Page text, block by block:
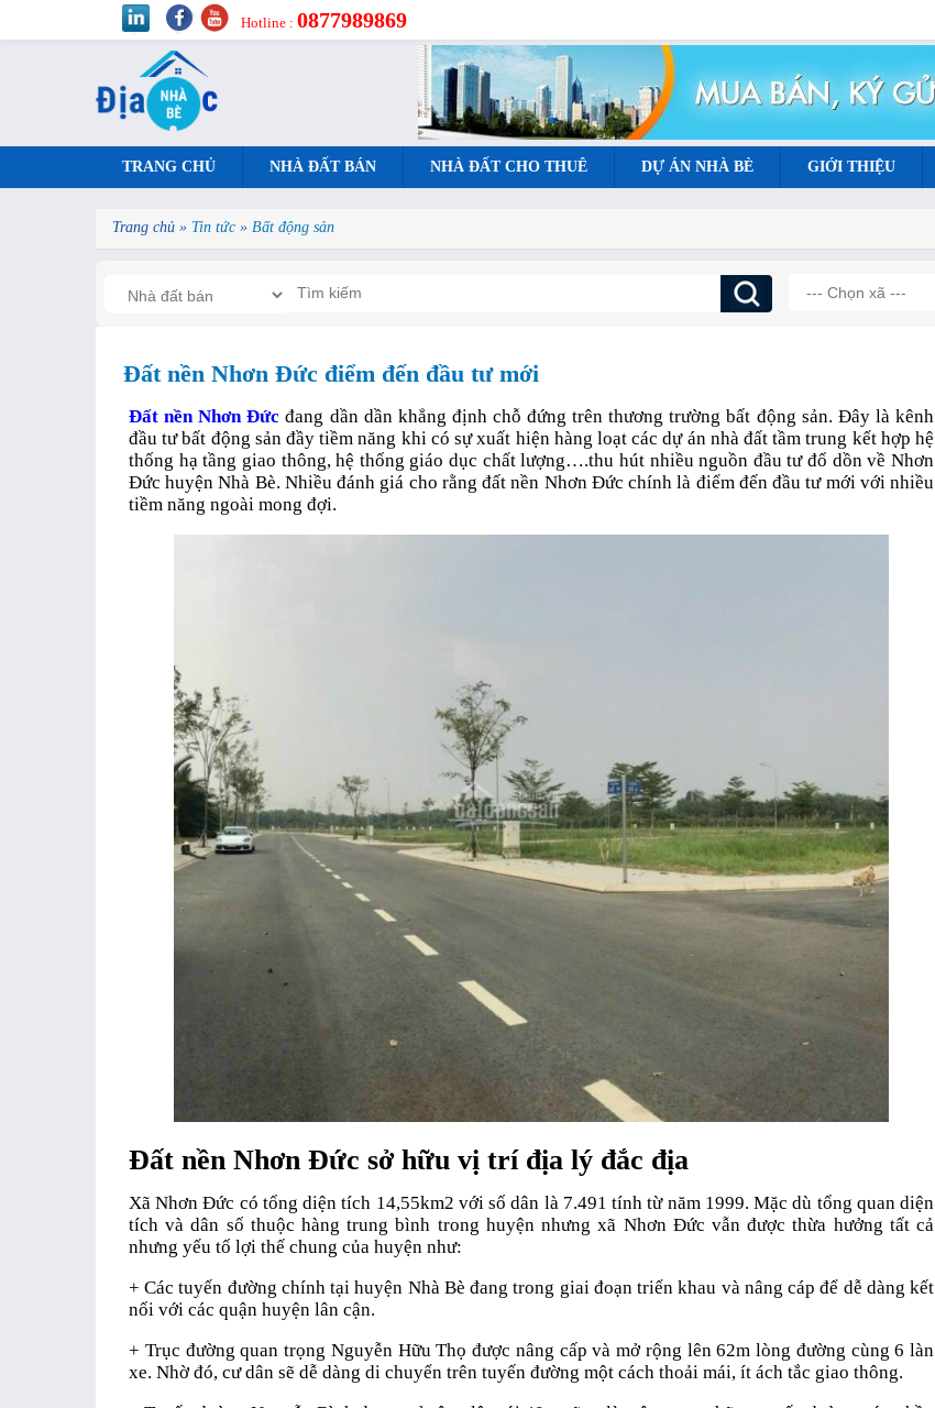
Hotline : 0877989869
TRANG CHỦ NHÀ ĐẤT BÁN NHÀ ĐẤT CHO THUÊ DỰ ÁN NHÀ BÈ GIỚI THIỆU
Trang chủ » Tin tức » Bất động sản
Đất nền Nhơn Đức điểm đến đầu tư mới
Đất nền Nhơn Đức đang dần dần khẳng định chỗ đứng trên thương trường bất động sản. Đây là kênh
đầu tư bất động sản đầy tiềm năng khi có sự xuất hiện hàng loạt các dự án nhà đất tầm trung kết hợp hệ
thống hạ tầng giao thông, hệ thống giáo dục chất lượng….thu hút nhiều nguồn đầu tư đổ dồn về Nhơn
Đức huyện Nhà Bè. Nhiều đánh giá cho rằng đất nền Nhơn Đức chính là điểm đến đầu tư mới với nhiều
tiềm năng ngoài mong đợi.
Đất nền Nhơn Đức sở hữu vị trí địa lý đắc địa
Xã Nhơn Đức có tổng diện tích 14,55km2 với số dân là 7.491 tính từ năm 1999. Mặc dù tổng quan diện
tích và dân số thuộc hàng trung bình trong huyện nhưng xã Nhơn Đức vẫn được thừa hưởng tất cả
nhưng yếu tố lợi thế chung của huyện như:
+ Các tuyến đường chính tại huyện Nhà Bè đang trong giai đoạn triển khau và nâng cáp để dễ dàng kết
nối với các quận huyện lân cận.
+ Trục đường quan trọng Nguyễn Hữu Thọ được nâng cấp và mở rộng lên 62m lòng đường cùng 6 làn
xe. Nhờ đó, cư dân sẽ dễ dàng di chuyển trên tuyến đường một cách thoải mái, ít ách tắc giao thông.